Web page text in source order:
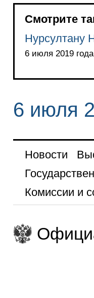
Смотрите
Нурсултану
6 июля 2019 года
6 июля
Новости
Комиссии и